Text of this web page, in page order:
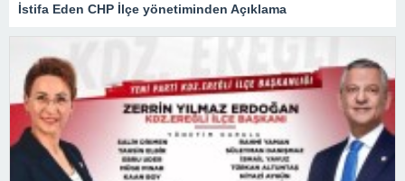
İstifa Eden CHP İlçe yönetiminden Açıklama